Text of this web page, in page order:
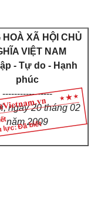
lực: Đã biết
HOÀ XÃ HỘI CHỦ
VIỆT NAM
- Tự do - Hạnh
phúc
-----------------
ngày 20 tháng 02
năm 2009